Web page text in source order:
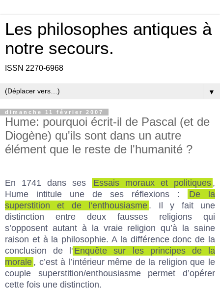
Les philosophes antiques à
notre secours.
ISSN 2270-6968
▼
dimanche 11 février 2007
Hume: pourquoi écrit-il de Pascal (et de
Diogène) qu'ils sont dans un autre
élément que le reste de l'humanité ?
En 1741 dans ses Essais moraux et politiques ,
Hume intitule une de ses réflexions :
De la
superstition et de l’enthousiasme . Il y fait une
distinction entre deux fausses religions qui
s’opposent autant à la vraie religion qu’à la saine
raison et à la philosophie. A la différence donc de la
conclusion de l' Enquête sur les principes de la
morale , c’est à l’intérieur même de la religion que le
couple superstition/enthousiasme permet d’opérer
cette fois une distinction.